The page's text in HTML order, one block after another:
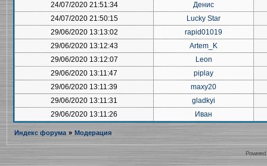
24/07/2020 21:51:34
Денис
24/07/2020 21:50:15
Lucky Star
29/06/2020 13:13:02
rapid01019
29/06/2020 13:12:43
Artem_K
29/06/2020 13:12:07
Leon
29/06/2020 13:11:47
piplay
29/06/2020 13:11:39
maxy20
29/06/2020 13:11:31
gladkyi
29/06/2020 13:11:26
Иван
Индекс форума » Модерация